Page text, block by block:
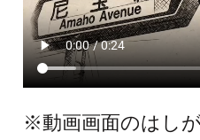
※動画画面のはし